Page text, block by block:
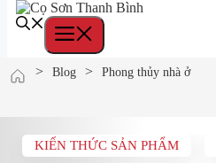
to
Menu
> Blog > Phong thủy nhà ở
KIẾN THỨC SẢN PHẨM